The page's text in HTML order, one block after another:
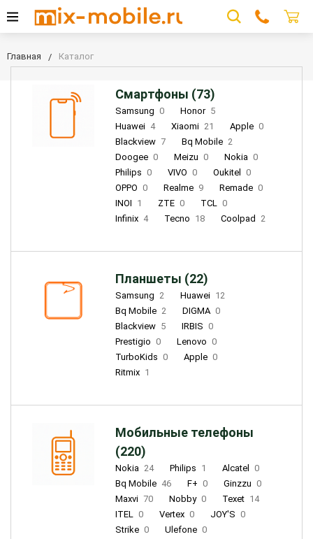
Главная Каталог
Смартфоны (73)
Samsung 0 Honor 5
Huawei 4 Xiaomi 21 Apple 0
Blackview 7 Bq Mobile 2
Doogee 0 Meizu 0 Nokia 0
Philips 0 VIVO 0 Oukitel
0
OPPO 0 Realme 9 Remade 0
INOI 1 ZTE 0 TCL 0
Infinix 4 Tecno 18 Coolpad 2
Планшеты (22)
Samsung 2 Huawei 12
Bq Mobile 2 DIGMA 0
Blackview 5 IRBIS 0
Prestigio 0 Lenovo 0
TurboKids 0 Apple 0
Ritmix 1
Мобильные телефоны
(220)
Nokia 24 Philips 1 Alcatel
0
Bq Mobile 46 F+ 0 Ginzzu 0
Maxvi 70 Nobby 0 Texet 14
ITEL 0 Vertex 0 JOY'S 0
Strike 0 Ulefone 0